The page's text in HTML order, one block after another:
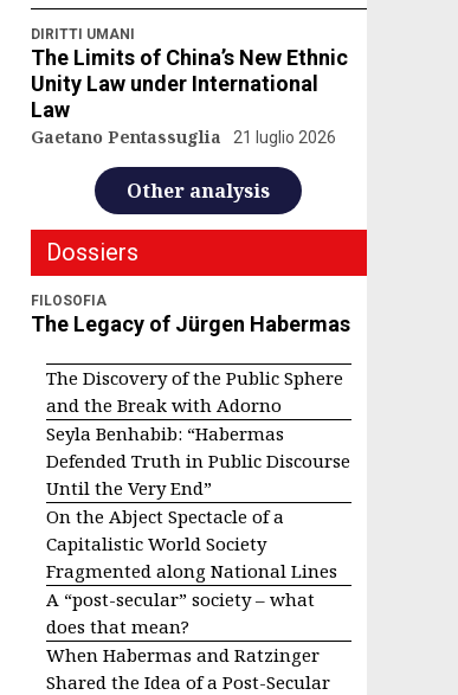
DIRITTI UMANI
The Limits of China’s New Ethnic
Unity Law under International
Law
Gaetano Pentassuglia 21 luglio 2026
Other analysis
Dossiers
FILOSOFIA
The Legacy of Jürgen Habermas
The Discovery of the Public Sphere
and the Break with Adorno
Seyla Benhabib: “Habermas
Defended Truth in Public Discourse
Until the Very End”
On the Abject Spectacle of a
Capitalistic World Society
Fragmented along National Lines
A “post-secular” society – what
does that mean?
When Habermas and Ratzinger
Shared the Idea of a Post-Secular